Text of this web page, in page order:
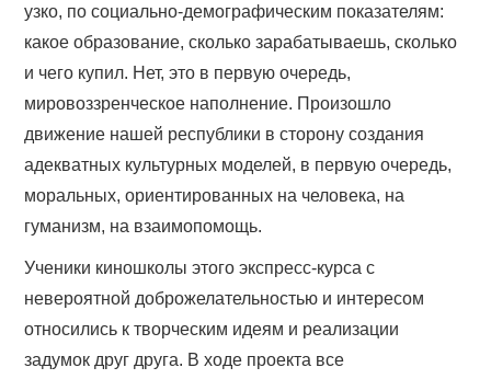
узко, по социально-демографическим показателям:
какое образование, сколько зарабатываешь, сколько
и чего купил. Нет, это в первую очередь,
мировоззренческое наполнение. Произошло
движение нашей республики в сторону создания
адекватных культурных моделей, в первую очередь,
моральных, ориентированных на человека, на
гуманизм, на взаимопомощь.
Ученики киношколы этого экспресс-курса с
невероятной доброжелательностью и интересом
относились к творческим идеям и реализации
задумок друг друга. В ходе проекта все